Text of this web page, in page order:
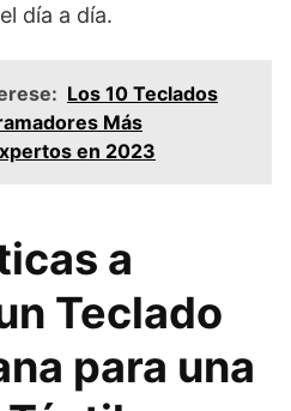
día a día.
Los 10 Teclados
Más
en 2023
a
Teclado
para una